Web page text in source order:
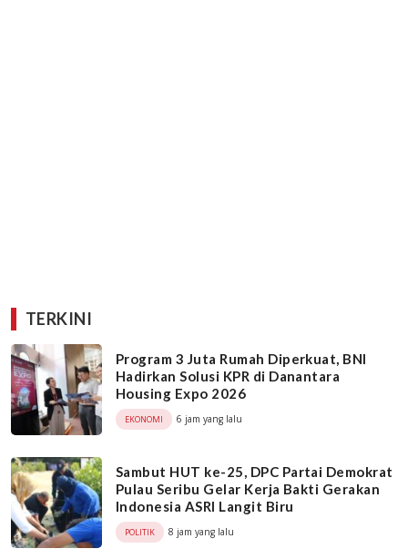
TERKINI
Program 3 Juta Rumah Diperkuat, BNI
Hadirkan Solusi KPR di Danantara
Housing Expo 2026
EKONOMI 6 jam yang lalu
Sambut HUT ke-25, DPC Partai Demokrat
Pulau Seribu Gelar Kerja Bakti Gerakan
Indonesia ASRI Langit Biru
POLITIK 8 jam yang lalu